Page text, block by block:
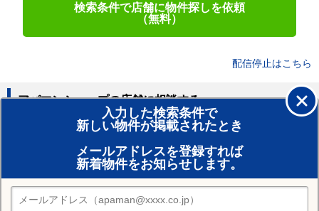
検索条件で店舗に物件探しを依頼
（無料）
配信停止はこちら
入力した検索条件で
新しい物件が掲載されたとき
メールアドレスを登録すれば
新着物件をお知らせします。
アパマンショップの店舗に相談する
賃貸のプロがお部屋探し！
おまかせ物件リクエスト
住みたい街の店舗を探す
店舗検索